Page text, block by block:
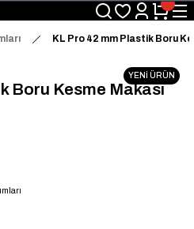
Koduyla Sepette Ekstra %3 İndirim
İÇİN TEK ADRES
KL Pro 42 mm Plastik Boru
YENİ ÜRÜN
Boru Kesme Makası